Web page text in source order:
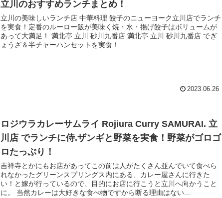
立川のおすすめランチまとめ！
立川の美味しいランチ店 中華料理 餃子のニューヨーク立川店でランチ
を実食！定番のルーロー飯が美味く焼・水・揚げ餃子はボリュームが
あって大満足！ 満北亭 立川 砂川九番店 満北亭 立川 砂川九番店 でぎ
ょうざ＆半チャーハンセットを実食！...
2023.06.26
ロジウラカレーサムライ Rojiura Curry SAMURAI. 立
川店 でランチに侍.ザンギと野菜を実食！野菜がゴロゴ
ロたっぷり！
吉祥寺とかにもお店があってこの前は人がたくさん並んでいて食べら
れなかったグリーンスプリングス内にある、カレー屋さんに行きた
い！と嫁が行っているので、目的にお店に行こうと立川へ向かうこと
に。 当然カレーは大好きな食べ物ですから断る理由はない...